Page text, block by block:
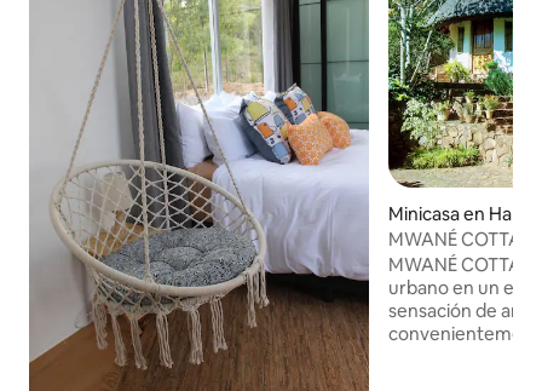
Minicasa en
MWANÉ
MWANÉ
urbano en un
sensación de